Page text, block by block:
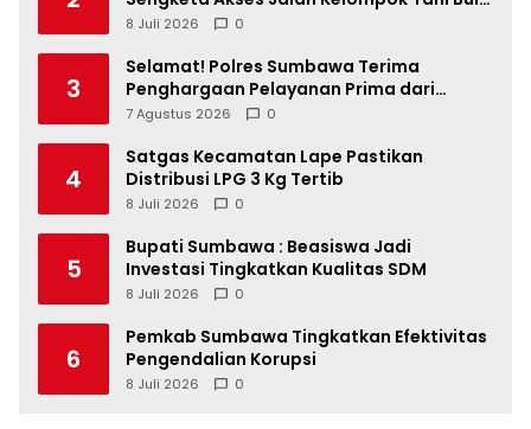
Dua
8 Juli 2026 0
3
Selamat! Polres Sumbawa Terima
Penghargaan Pelayanan Prima dari
Kapolri
7 Agustus 2026 0
4
Satgas Kecamatan Lape Pastikan
Distribusi LPG 3 Kg Tertib
8 Juli 2026 0
5
Bupati Sumbawa : Beasiswa Jadi
Investasi Tingkatkan Kualitas SDM
8 Juli 2026 0
6
Pemkab Sumbawa Tingkatkan Efektivitas
Pengendalian Korupsi
8 Juli 2026 0